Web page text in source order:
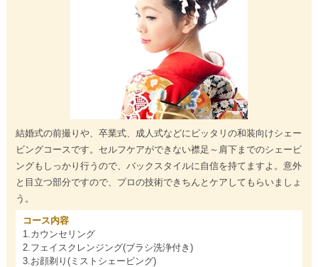
結婚式の前撮りや、卒業式、成人式などにピッタリの和装向けシェー
ビングコースです。セルフケアができない襟足～肩下までのシェービ
ングもしっかり行うので、バックスタイルに自信を持てますよ。意外
と目立つ部分ですので、プロの技術できちんとケアしてもらいましょ
う。
コース内容
1.カウンセリング
2.フェイスクレンジング(ブラシ洗浄付き)
3.お顔剃り(ミストシェービング)